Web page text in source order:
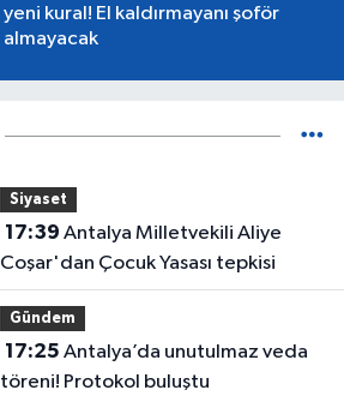
yeni kural! El kaldırmayanı şoför
almayacak
Siyaset
17:39
Coşar'dan Çocuk Yasası tepkisi
Gündem
17:25
töreni! Protokol buluştu